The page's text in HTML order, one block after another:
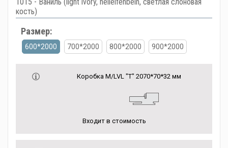
кость)
Размер:
600*2000 700*2000 800*2000 900*2000
Коробка М/LVL "Т" 2070*70*32 мм
Входит в стоимость